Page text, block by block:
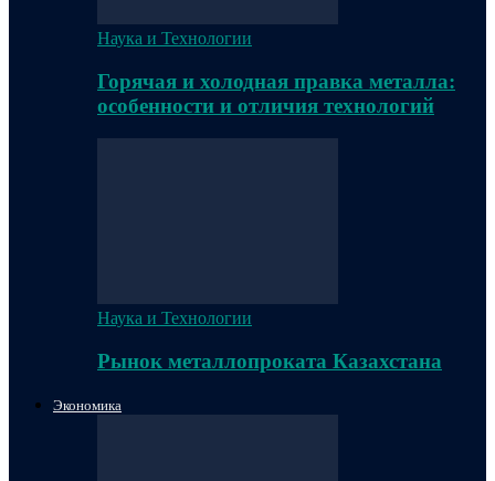
Наука и Технологии
Горячая и холодная правка металла:
особенности и отличия технологий
Наука и Технологии
Рынок металлопроката Казахстана
Экономика